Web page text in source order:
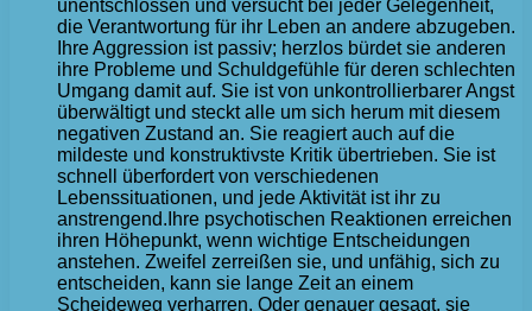
unentschlossen und versucht bei jeder Gelegenheit,
die Verantwortung für ihr Leben an andere abzugeben.
Ihre Aggression ist passiv; herzlos bürdet sie anderen
ihre Probleme und Schuldgefühle für deren schlechten
Umgang damit auf. Sie ist von unkontrollierbarer Angst
überwältigt und steckt alle um sich herum mit diesem
negativen Zustand an. Sie reagiert auch auf die
mildeste und konstruktivste Kritik übertrieben. Sie ist
schnell überfordert von verschiedenen
Lebenssituationen, und jede Aktivität ist ihr zu
anstrengend.Ihre psychotischen Reaktionen erreichen
ihren Höhepunkt, wenn wichtige Entscheidungen
anstehen. Zweifel zerreißen sie, und unfähig, sich zu
entscheiden, kann sie lange Zeit an einem
Scheideweg verharren. Oder genauer gesagt, sie